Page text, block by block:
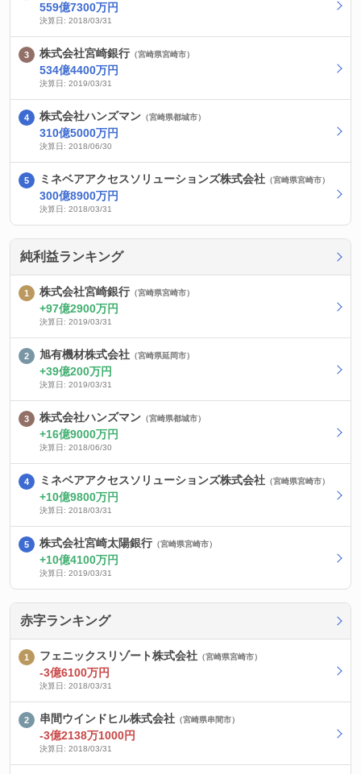
559億7300万円
決算日: 2018/03/31
株式会社宮崎銀行 （宮崎県宮崎市）
534億4400万円
決算日: 2019/03/31
株式会社ハンズマン （宮崎県都城市）
310億5000万円
決算日: 2018/06/30
ミネベアアクセスソリューションズ株式会社 （宮崎県宮崎市）
300億8900万円
決算日: 2018/03/31
純利益ランキング
株式会社宮崎銀行 （宮崎県宮崎市）
97億2900万円
決算日: 2019/03/31
旭有機材株式会社 （宮崎県延岡市）
39億200万円
決算日: 2019/03/31
株式会社ハンズマン （宮崎県都城市）
16億9000万円
決算日: 2018/06/30
ミネベアアクセスソリューションズ株式会社 （宮崎県宮崎市）
10億9800万円
決算日: 2018/03/31
株式会社宮崎太陽銀行 （宮崎県宮崎市）
10億4100万円
決算日: 2019/03/31
赤字ランキング
フェニックスリゾート株式会社 （宮崎県宮崎市）
-3億6100万円
決算日: 2018/03/31
串間ウインドヒル株式会社 （宮崎県串間市）
-3億2138万1000円
決算日: 2018/03/31